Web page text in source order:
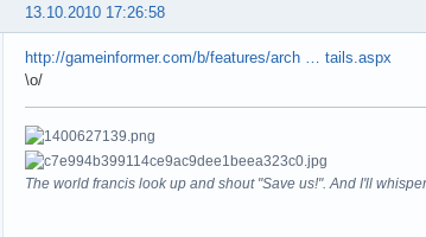
13.10.2010 17:26:58
http://gameinformer.com/b/features/arch … tails.aspx
\o/
The world francis look up and shout "Save us!". And I'll